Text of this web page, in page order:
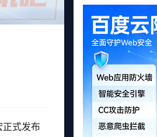
式发布